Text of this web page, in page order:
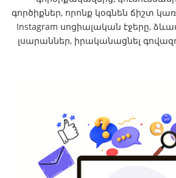
գործիքներ, որոնք կօգնեն ճիշտ
Instagram սոցիալական էջերը,
լսարաններ, իրականացնել